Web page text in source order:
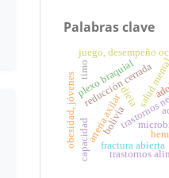
Palabras clave
dietasalud
reducción cerrada
plexo braquial
arteria axilar
fractura abierta
juego, desempeño
obesidad, jóvenes
trastornos
bolivia
capacidad
timo